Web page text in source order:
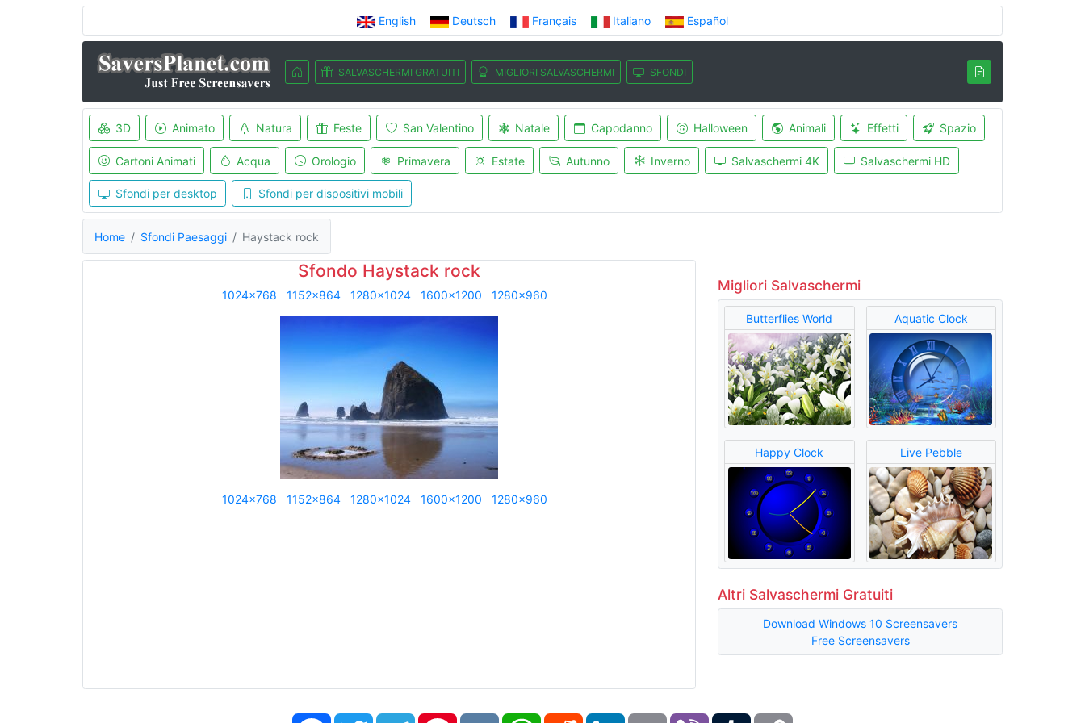
English Deutsch Français Italiano Español
SALVASCHERMI GRATUITI MIGLIORI SALVASCHERMI SFONDI
3D Animato Natura Feste San Valentino Natale Capodanno Halloween Animali Effetti Spazio
Cartoni Animati Acqua Orologio Primavera Estate Autunno Inverno Salvaschermi 4K Salvaschermi HD
Sfondi per desktop Sfondi per dispositivi mobili
Home Sfondi Paesaggi Haystack rock
Sfondo Haystack rock
1024x768 1152x864 1280x1024 1600x1200 1280x960
1024x768 1152x864 1280x1024 1600x1200 1280x960
Migliori Salvaschermi
Butterflies World Aquatic Clock
Happy Clock Live Pebble
Altri Salvaschermi Gratuiti
Download Windows 10 Screensavers
Free Screensavers